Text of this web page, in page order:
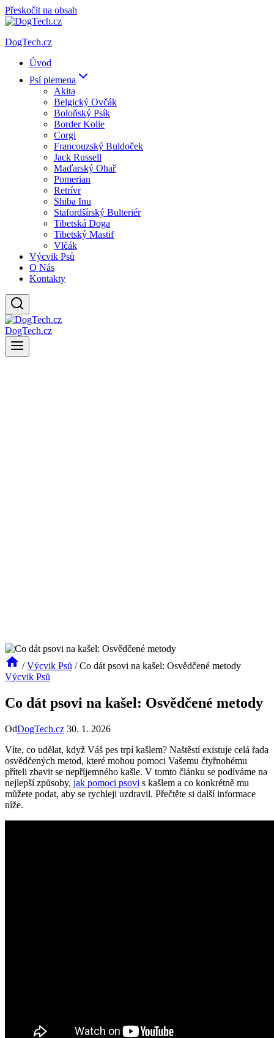
Přeskočit na obsah
DogTech.cz
Úvod
Psí plemena
Akita
Belgický Ovčák
Boloňský Psík
Border Kolie
Corgi
Francouzský Buldoček
Jack Russell
Maďarský Ohař
Pomerian
Retrívr
Shiba Inu
Stafordšírský Bulteriér
Tibetská Doga
Tibetský Mastif
Vlčák
Výcvik Psů
O Nás
Kontakty
DogTech.cz
/ Výcvik Psů / Co dát psovi na kašel: Osvědčené metody
Výcvik Psů
Co dát psovi na kašel: Osvědčené metody
OdDogTech.cz 30. 1. 2026
Víte, co udělat, když Váš pes trpí kašlem? Naštěstí existuje celá řada
osvědčených metod, které mohou pomoci Vašemu čtyřnohému
příteli zbavit se nepříjemného kašle. V tomto článku se podíváme na
nejlepší způsoby, jak pomoci psovi s kašlem a co konkrétně mu
můžete podat, aby se rychleji uzdravil. Přečtěte si další informace
níže.